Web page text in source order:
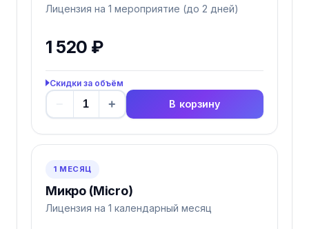
Лицензия на 1 мероприятие (до 2 дней)
1 520 ₽
Скидки за объём
+ В корзину
1 МЕСЯЦ
Микро (Micro)
Лицензия на 1 календарный месяц